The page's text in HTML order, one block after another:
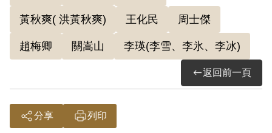
黃秋爽( 洪黃秋爽) 王化民 周士傑
趙梅卿 關嵩山 李瑛(李雪、李氷、李冰)
返回前一頁
分享 列印